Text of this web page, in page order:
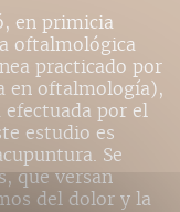
en primicia
oftalmológica
practicado por
en oftalmología),
por el
estudio es
Se
que versan
del dolor y la